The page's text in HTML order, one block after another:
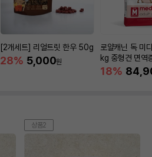
[2개세트] 리얼트릿 한우 50g
28% 5,000원
로얄캐닌 독 미
kg 중형견 면역
18%
상품2